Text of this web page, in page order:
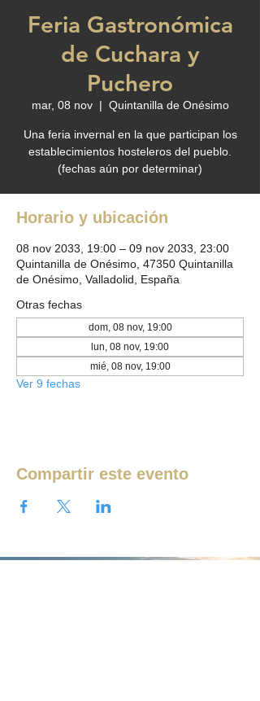
Feria Gastronómica
de Cuchara y
Puchero
mar, 08 nov
  |
Quintanilla de Onésimo
Una feria invernal en la que participan los
establecimientos hosteleros del pueblo.
(fechas aún por determinar)
Horario y ubicación
08 nov 2033, 19:00 – 09 nov 2033, 23:00
Quintanilla de Onésimo, 47350 Quintanilla
de Onésimo, Valladolid, España
Otras fechas
dom, 08 nov, 19:00
lun, 08 nov, 19:00
mié, 08 nov, 19:00
Ver 9 fechas
Compartir este evento